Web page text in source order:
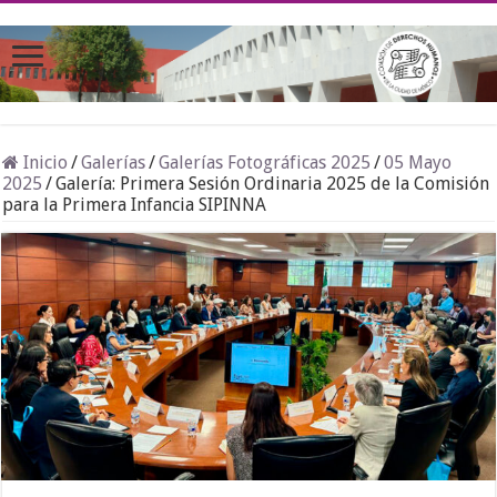
Inicio /Galerías/Galerías Fotográficas 2025 /05 Mayo
2025 /Galería: Primera Sesión Ordinaria 2025 de la Comisión
para la Primera Infancia SIPINNA